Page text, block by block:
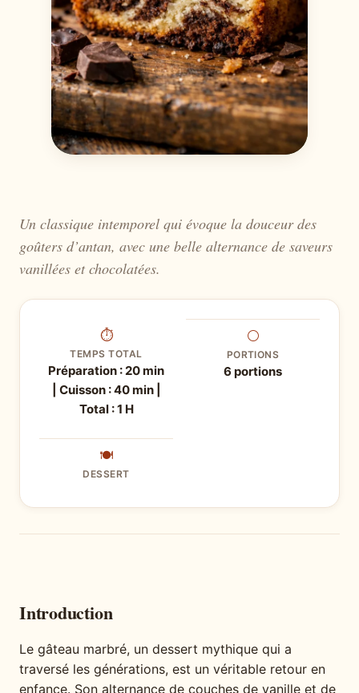
Un classique intemporel qui évoque la douceur des
goûters d’antan, avec une belle alternance de saveurs
vanillées et chocolatées.
⏱
TEMPS TOTAL
Préparation : 20 min
| Cuisson : 40 min |
Total : 1 H
⚪
PORTIONS
6 portions
🍽
DESSERT
Introduction
Le gâteau marbré, un dessert mythique qui a
traversé les générations, est un véritable retour en
enfance. Son alternance de couches de vanille et de